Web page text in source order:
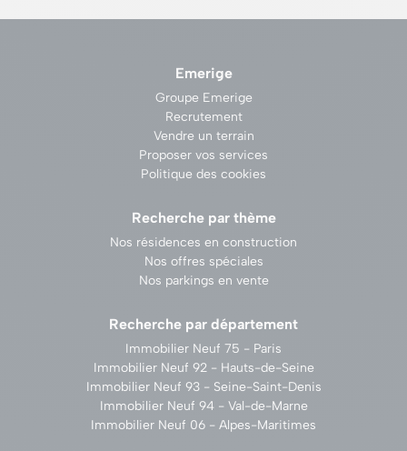
Emerige
Groupe Emerige
Recrutement
Vendre un terrain
Proposer vos services
Politique des cookies
Recherche par thème
Nos résidences en construction
Nos offres spéciales
Nos parkings en vente
Recherche par département
Immobilier Neuf 75 - Paris
Immobilier Neuf 92 - Hauts-de-Seine
Immobilier Neuf 93 - Seine-Saint-Denis
Immobilier Neuf 94 - Val-de-Marne
Immobilier Neuf 06 - Alpes-Maritimes